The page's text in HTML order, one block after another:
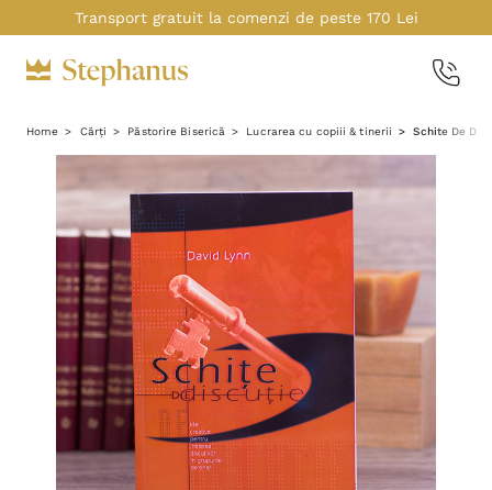
Transport gratuit la comenzi de peste 170 Lei
Home Cărți Păstorire Biserică Lucrarea cu copiii & tinerii Schite De